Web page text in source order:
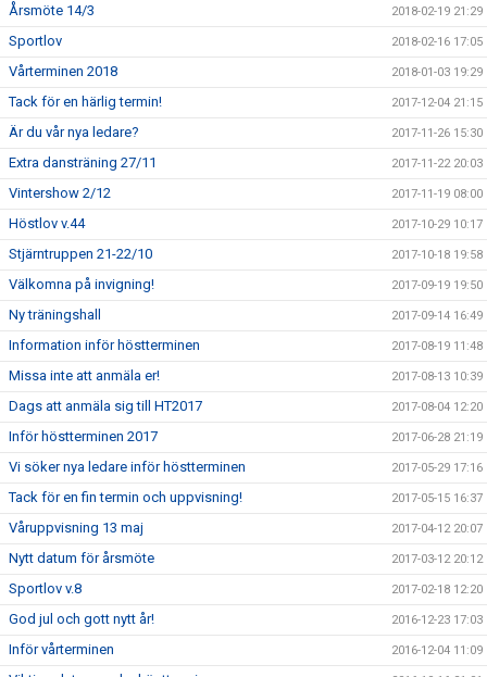
Årsmöte 14/3 2018-02-19 21:29
Sportlov 2018-02-16 17:05
Vårterminen 2018 2018-01-03 19:29
Tack för en härlig termin! 2017-12-04 21:15
Är du vår nya ledare? 2017-11-26 15:30
Extra dansträning 27/11 2017-11-22 20:03
Vintershow 2/12 2017-11-19 08:00
Höstlov v.44 2017-10-29 10:17
Stjärntruppen 21-22/10 2017-10-18 19:58
Välkomna på invigning! 2017-09-19 19:50
Ny träningshall 2017-09-14 16:49
Information inför höstterminen 2017-08-19 11:48
Missa inte att anmäla er! 2017-08-13 10:39
Dags att anmäla sig till HT2017 2017-08-04 12:20
Inför höstterminen 2017 2017-06-28 21:19
Vi söker nya ledare inför höstterminen 2017-05-29 17:16
Tack för en fin termin och uppvisning! 2017-05-15 16:37
Våruppvisning 13 maj 2017-04-12 20:07
Nytt datum för årsmöte 2017-03-12 20:12
Sportlov v.8 2017-02-18 12:20
God jul och gott nytt år! 2016-12-23 17:03
Inför vårterminen 2016-12-04 11:09